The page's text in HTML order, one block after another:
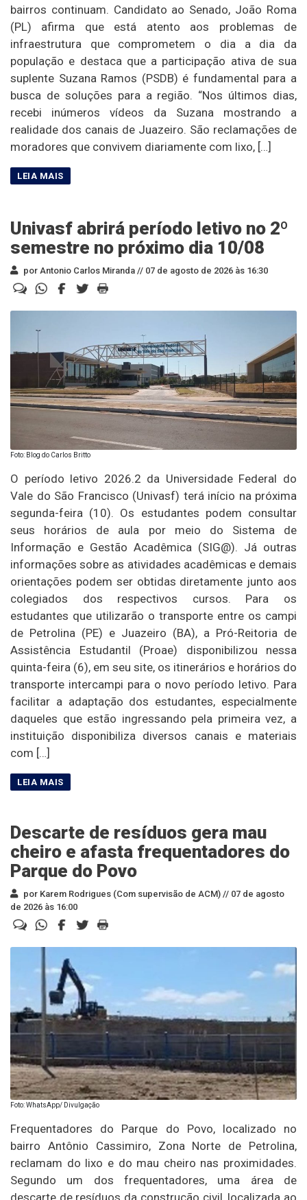
bairros continuam. Candidato ao Senado, João Roma
(PL) afirma que está atento aos problemas de
infraestrutura que comprometem o dia a dia da
população e destaca que a participação ativa de sua
suplente Suzana Ramos (PSDB) é fundamental para a
busca de soluções para a região. “Nos últimos dias,
recebi inúmeros vídeos da Suzana mostrando a
realidade dos canais de Juazeiro. São reclamações de
moradores que convivem diariamente com lixo, […]
Univasf abrirá período letivo no 2º
semestre no próximo dia 10/08
por Antonio Carlos Miranda // 07 de agosto de 2026 às 16:30
Foto: Blog do Carlos Britto
O período letivo 2026.2 da Universidade Federal do
Vale do São Francisco (Univasf) terá início na próxima
segunda-feira (10). Os estudantes podem consultar
seus horários de aula por meio do Sistema de
Informação e Gestão Acadêmica (SIG@). Já outras
informações sobre as atividades acadêmicas e demais
orientações podem ser obtidas diretamente junto aos
colegiados dos respectivos cursos. Para os
estudantes que utilizarão o transporte entre os campi
de Petrolina (PE) e Juazeiro (BA), a Pró-Reitoria de
Assistência Estudantil (Proae) disponibilizou nessa
quinta-feira (6), em seu site, os itinerários e horários do
transporte intercampi para o novo período letivo. Para
facilitar a adaptação dos estudantes, especialmente
daqueles que estão ingressando pela primeira vez, a
instituição disponibiliza diversos canais e materiais
com […]
Descarte de resíduos gera mau
cheiro e afasta frequentadores do
Parque do Povo
por Karem Rodrigues (Com supervisão de ACM) // 07 de agosto
de 2026 às 16:00
Foto: WhatsApp/ Divulgação
Frequentadores do Parque do Povo, localizado no
bairro Antônio Cassimiro, Zona Norte de Petrolina,
reclamam do lixo e do mau cheiro nas proximidades.
Segundo um dos frequentadores, uma área de